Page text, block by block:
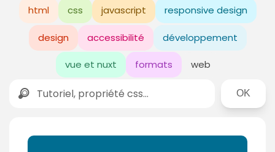
html css javascript responsive design
design accessibilité développement
vue et nuxt formats web
Rechercher